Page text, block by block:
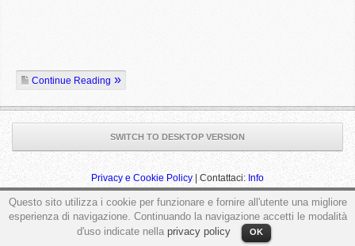
Continue Reading
SWITCH TO DESKTOP VERSION
Privacy e Cookie Policy | Contattaci: Info
Questo sito utilizza i cookie per funzionare e fornire all'utente una migliore
esperienza di navigazione. Continuando la navigazione accetti le modalità
d'uso indicate nella privacy policy OK
ga('send', 'pageview');